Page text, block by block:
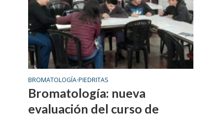
BROMATOLOGÍA•PIEDRITAS
Bromatología: nueva
evaluación del curso de